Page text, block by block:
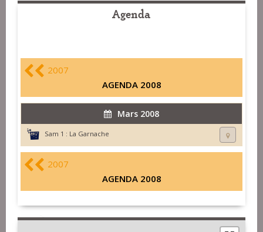
Agenda
2007
AGENDA 2008
Mars 2008
Sam 1 : La Garnache
2007
AGENDA 2008